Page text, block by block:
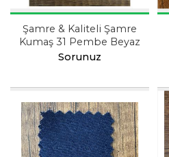
Şamre & Kaliteli Şamre
Kumaş 31 Pembe Beyaz
Sorunuz